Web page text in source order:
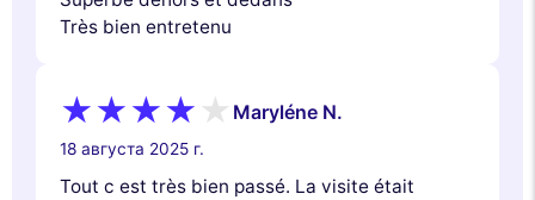
Très bien entretenu
Maryléne N.
18 августа 2025 г.
Tout c est très bien passé. La visite était